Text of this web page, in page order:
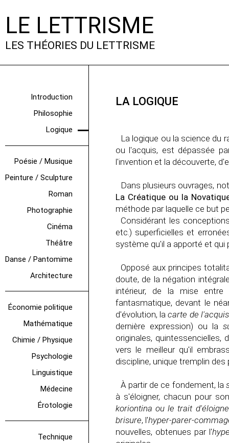
LE LETTRISME
LES THÉORIES DU LETTRISME
Introduction
Philosophie
Logique
Poésie / Musique
Peinture / Sculpture
Roman
Photographie
Cinéma
Théâtre
Danse / Pantomime
Architecture
Économie politique
Mathématique
Chimie / Physique
Psychologie
Linguistique
Médecine
Érotologie
Technique
LA LOGIQUE
La logique ou la science du
ou l'acquis, est dépassée
l'invention et la découverte,
Dans plusieurs ouvrages,
La Créatique ou la
méthode par laquelle ce but
Considérant les
etc.) superficielles et
système qu'il a apporté et qui
Opposé aux principes
doute, de la négation
intérieur, de la mise entre
fantasmatique, devant le
d'évolution, lacarte de l'acquis
dernière expression) ou la
originales,
vers le meilleur qu'il
discipline, unique tremplin
À partir de ce fondement, la
à s'éloigner, chacun pour
koriontina ou le trait
brisure, l'hyper-parer-
nouvelles, obtenues par l'